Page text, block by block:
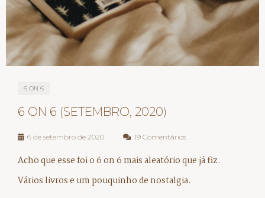
6 ON 6
6 ON 6 (SETEMBRO, 2020)
6 de setembro de 2020 19 Comentários
Acho que esse foi o 6 on 6 mais aleatório que já fiz.
Vários livros e um pouquinho de nostalgia.